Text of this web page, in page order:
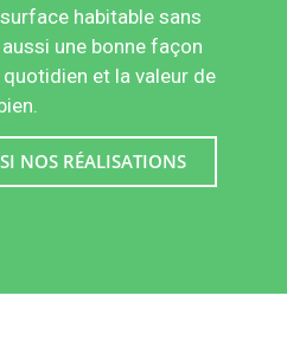
habitable sans
une bonne façon
et la valeur de
NOS RÉALISATIONS